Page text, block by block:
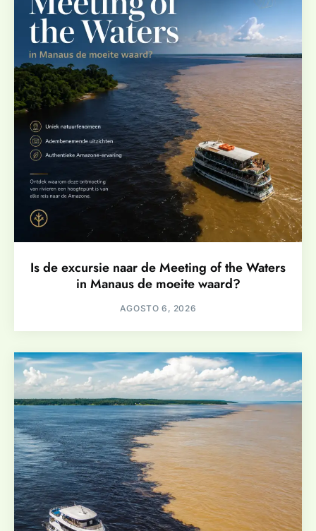
Is de excursie naar de Meeting of the Waters
in Manaus de moeite waard?
AGOSTO 6, 2026